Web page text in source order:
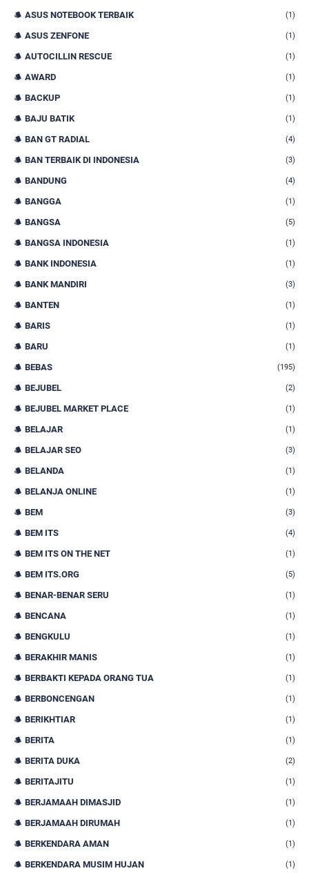
ASUS NOTEBOOK TERBAIK (1)
ASUS ZENFONE (1)
AUTOCILLIN RESCUE (1)
AWARD (1)
BACKUP (1)
BAJU BATIK (1)
BAN GT RADIAL (4)
BAN TERBAIK DI INDONESIA (3)
BANDUNG (4)
BANGGA (1)
BANGSA (5)
BANGSA INDONESIA (1)
BANK INDONESIA (1)
BANK MANDIRI (3)
BANTEN (1)
BARIS (1)
BARU (1)
BEBAS (195)
BEJUBEL (2)
BEJUBEL MARKET PLACE (1)
BELAJAR (1)
BELAJAR SEO (3)
BELANDA (1)
BELANJA ONLINE (1)
BEM (3)
BEM ITS (4)
BEM ITS ON THE NET (1)
BEM ITS.ORG (5)
BENAR-BENAR SERU (1)
BENCANA (1)
BENGKULU (1)
BERAKHIR MANIS (1)
BERBAKTI KEPADA ORANG TUA (1)
BERBONCENGAN (1)
BERIKHTIAR (1)
BERITA (1)
BERITA DUKA (2)
BERITAJITU (1)
BERJAMAAH DIMASJID (1)
BERJAMAAH DIRUMAH (1)
BERKENDARA AMAN (1)
BERKENDARA MUSIM HUJAN (1)